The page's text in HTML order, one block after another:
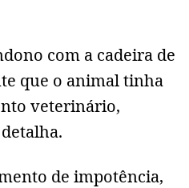
com a cadeira de
que o animal tinha
veterinário,
de impotência,